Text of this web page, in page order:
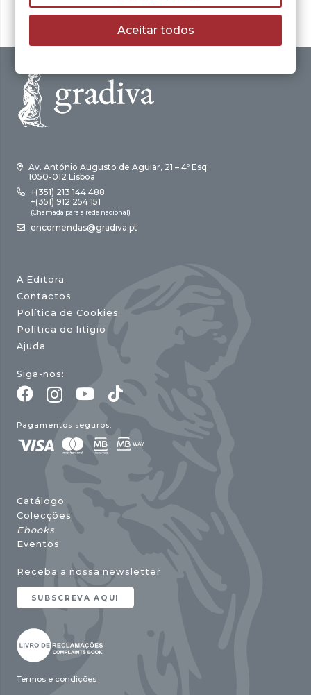
Av. António Augusto de Aguiar, 21 – 4º Esq.
1050-012 Lisboa
+(351) 213 144 488
+(351) 912 254 151
(Chamada para a rede nacional)
encomendas@gradiva.pt
A Editora
Contactos
Política de Cookies
Política de litígio
Ajuda
Siga-nos:
Pagamentos seguros:
Catálogo
Colecções
Ebooks
Eventos
Receba a nossa newsletter
SUBSCREVA AQUI
Termos e condições
Aceitar todos